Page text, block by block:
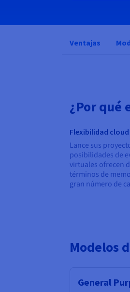
Ventajas
¿Por qué
Flexibilidad
Lance sus
posibilidades de
virtuales ofrecen
términos de
gran número de
Modelos
General